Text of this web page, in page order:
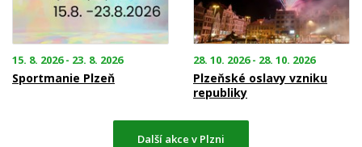
15. 8. 2026 - 23. 8. 2026
Sportmanie Plzeň
28. 10. 2026 - 28. 10. 2026
Plzeňské oslavy vzniku
republiky
Další akce v Plzni